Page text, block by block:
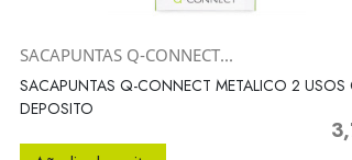
Vista rápida
SACAPUNTAS Q-CONNECT...
SACAPUNTAS Q-CONNECT METALICO 2 USOS
DEPOSITO